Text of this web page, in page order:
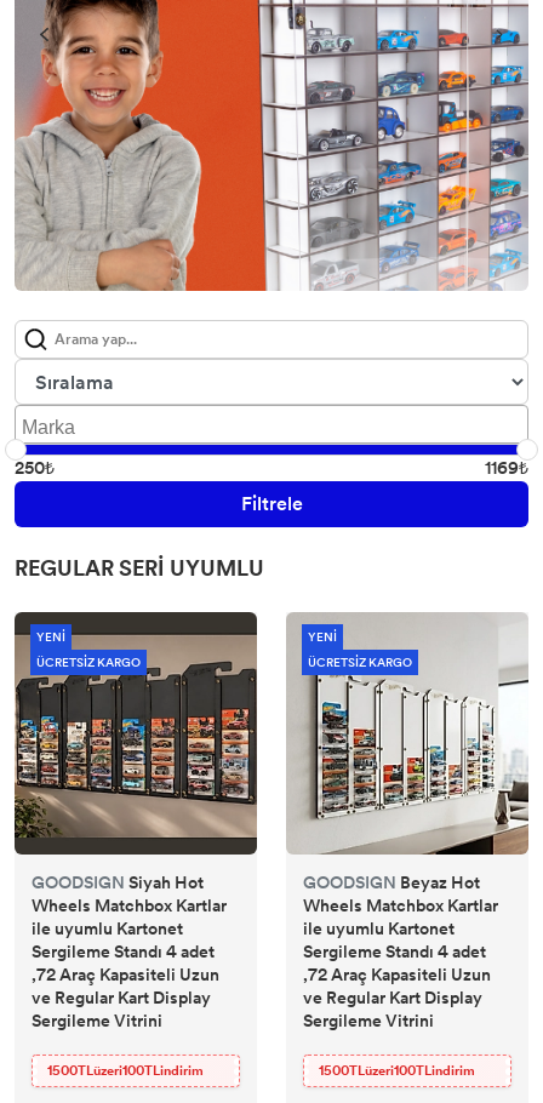
250₺ 1169₺
Filtrele
REGULAR SERI UYUMLU
YENİ
ÜCRETSİZ KARGO
GOODSIGN Siyah Hot
Wheels Matchbox Kartlar
ile uyumlu Kartonet
Sergileme Standı 4 adet
,72 Araç Kapasiteli Uzun
ve Regular Kart Display
Sergileme Vitrini
1500TLüzeri100TLindirim
YENİ
ÜCRETSİZ KARGO
GOODSIGN Beyaz Hot
Wheels Matchbox Kartlar
ile uyumlu Kartonet
Sergileme Standı 4 adet
,72 Araç Kapasiteli Uzun
ve Regular Kart Display
Sergileme Vitrini
1500TLüzeri100TLindirim
1/43 Size Model Araba Rafı
Diorama Garaj